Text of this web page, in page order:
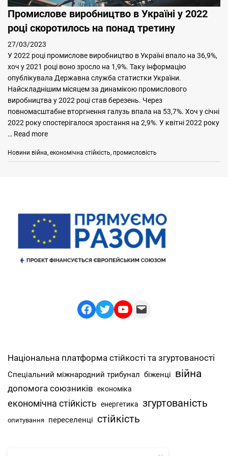
Промислове виробництво в Україні у 2022
році скоротилось на понад третину
27/03/2023
У 2022 році промислове виробництво в Україні впало на 36,9%,
хоч у 2021 році воно зросло на 1,9%. Таку інформацію
опублікувала Державна служба статистки України.
Найскладнішим місяцем за динамікою промислового
виробництва у 2022 році став березень. Через
повномасштабне вторгнення галузь впала на 53,7%. Хоч у січні
2022 року спостерігалося зростання на 2,9%. У квітні 2022 року
… Read more
Categories
Новини Tags
війна, економічна стійкість, промисловість
Facebook
TwitterYouTube
Mail
Національна платформа стійкості та згуртованості
Спеціальний міжнародний трибунал біженці війна
допомога союзників економіка
економічна стійкість енергетика згуртованість
опитування переселенці стійкість